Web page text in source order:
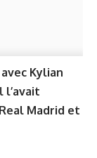
Kylian
l’avait
Madrid et